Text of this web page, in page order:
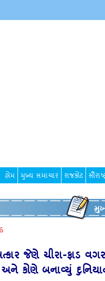
હોમ મુખ્ય સમાચાર રાજકોટ
જેણે ચીરા-ફાડ
અને કોણે બનાવ્યું